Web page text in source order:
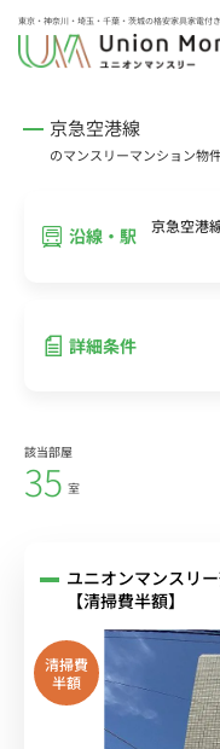
東京・神奈川・埼玉・千葉・茨城の格安家具家電付
京急空港線
のマンスリーマンション物
沿線・駅 京急空港
詳細条件
該当部屋
35 室
ユニオンマンスリ
【清掃費半額】
清掃費
半額